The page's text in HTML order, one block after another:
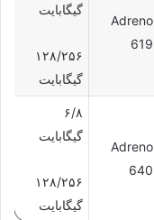
Adreno
619
گیگابایت
۱۲۸/۲۵۶
گیگابایت
Adreno
640
۶/۸
گیگابایت
۱۲۸/۲۵۶
گیگابایت